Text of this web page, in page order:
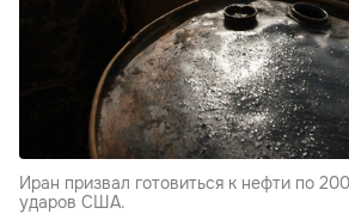
Иран призвал готовиться к нефти по
ударов США.